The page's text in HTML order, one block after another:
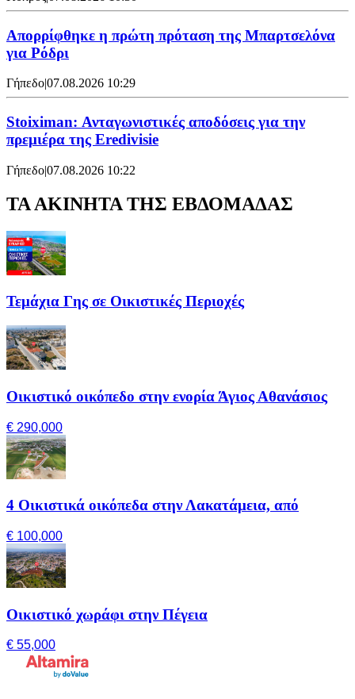
Απορρίφθηκε η πρώτη πρόταση της Μπαρτσελόνα
για Ρόδρι
Γήπεδο|07.08.2026 10:29
Stoiximan: Ανταγωνιστικές αποδόσεις για την
πρεμιέρα της Eredivisie
Γήπεδο|07.08.2026 10:22
ΤΑ ΑΚΙΝΗΤΑ ΤΗΣ ΕΒΔΟΜΑΔΑΣ
Τεμάχια Γης σε Οικιστικές Περιοχές
Οικιστικό οικόπεδο στην ενορία Άγιος Αθανάσιος
€ 290,000
4 Οικιστικά οικόπεδα στην Λακατάμεια, από
€ 100,000
Οικιστικό χωράφι στην Πέγεια
€ 55,000